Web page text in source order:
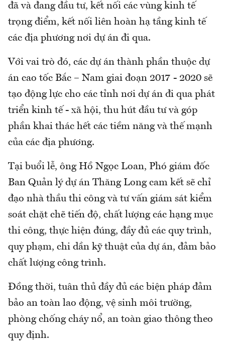
đã và đang đầu tư, kết nối các vùng kinh tế
trọng điểm, kết nối liên hoàn hạ tầng kinh tế
các địa phương nơi dự án đi qua.
Với vai trò đó, các dự án thành phần thuộc dự
án cao tốc Bắc – Nam giai đoạn 2017 - 2020 sẽ
tạo động lực cho các tỉnh nơi dự án đi qua phát
triển kinh tế - xã hội, thu hút đầu tư và góp
phần khai thác hết các tiềm năng và thế mạnh
của các địa phương.
Tại buổi lễ, ông Hồ Ngọc Loan, Phó giám đốc
Ban Quản lý dự án Thăng Long cam kết sẽ chỉ
đạo nhà thầu thi công và tư vấn giám sát kiểm
soát chặt chẽ tiến độ, chất lượng các hạng mục
thi công, thực hiện đúng, đầy đủ các quy trình,
quy phạm, chi dần kỹ thuật của dự án, đảm bảo
chất lượng công trình.
Đồng thời, tuân thủ đầy đủ các biện pháp đảm
bảo an toàn lao động, vệ sinh môi trường,
phòng chống cháy nổ, an toàn giao thông theo
quy định.